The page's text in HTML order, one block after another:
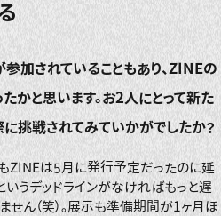
加されていることもあり、ZINEの
かと思います。お2人にとって新た
挑戦されてみていかがでしたか？
ZINEは5月に発行予定だったのに延
いうデッドラインがなければもっと遅
せん（笑）。展示も準備期間が1ヶ月ほ